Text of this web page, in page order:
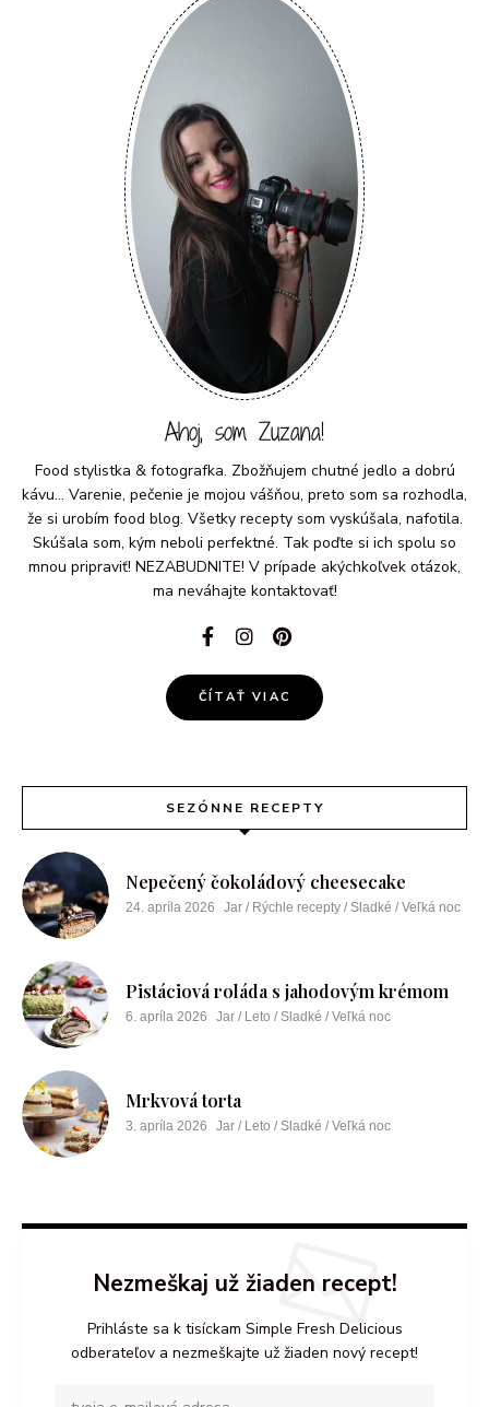
Ahoj, som Zuzana!
Food stylistka & fotografka. Zbožňujem chutné jedlo a dobrú
kávu... Varenie, pečenie je mojou vášňou, preto som sa rozhodla,
že si urobím food blog. Všetky recepty som vyskúšala, nafotila.
Skúšala som, kým neboli perfektné. Tak poďte si ich spolu so
mnou pripraviť! NEZABUDNITE! V prípade akýchkoľvek otázok,
ma neváhajte kontaktovať!
ČÍTAŤ VIAC
SEZÓNNE RECEPTY
Nepečený čokoládový cheesecake
24. apríla 2026 Jar / Rýchle recepty / Sladké / Veľká noc
Pistáciová roláda s jahodovým krémom
6. apríla 2026 Jar / Leto / Sladké / Veľká noc
Mrkvová torta
3. apríla 2026 Jar / Leto / Sladké / Veľká noc
Nezmeškaj už žiaden recept!
Prihláste sa k tisíckam Simple Fresh Delicious
odberateľov a nezmeškajte už žiaden nový recept!